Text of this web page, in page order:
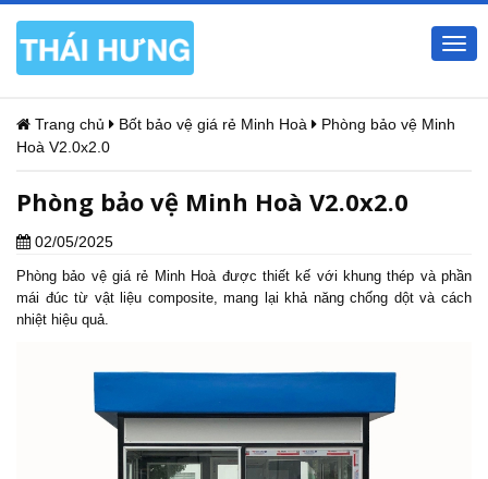
Trang chủ Bốt bảo vệ giá rẻ Minh Hoà
Phòng bảo vệ Minh
Hoà V2.0x2.0
Phòng bảo vệ Minh Hoà V2.0x2.0
02/05/2025
Phòng bảo vệgiá rẻ Minh Hoà được thiết kế với khung thép và phần
mái đúc từ vật liệu composite, mang lại khả năng chống dột và cách
nhiệt hiệu quả.